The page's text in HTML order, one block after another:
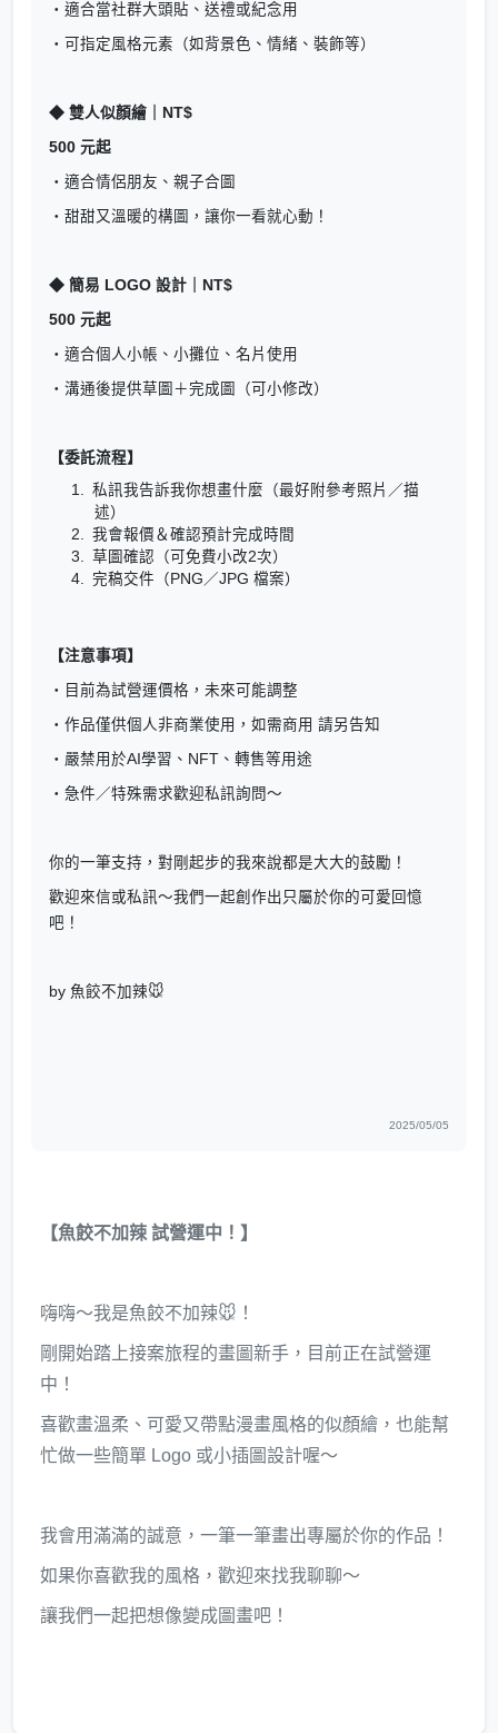
・適合當社群大頭貼、送禮或紀念用
・可指定風格元素（如背景色、情緒、裝飾等）
◆ 雙人似顏繪｜NT$
500 元起
・適合情侶朋友、親子合圖
・甜甜又溫暖的構圖，讓你一看就心動！
◆ 簡易 LOGO 設計｜NT$
500 元起
・適合個人小帳、小攤位、名片使用
・溝通後提供草圖＋完成圖（可小修改）
【委託流程】
私訊我告訴我你想畫什麼（最好附參考照片／描
述）
我會報價＆確認預計完成時間
草圖確認（可免費小改2次）
完稿交件（PNG／JPG 檔案）
【注意事項】
・目前為試營運價格，未來可能調整
・作品僅供個人非商業使用，如需商用 請另告知
・嚴禁用於AI學習、NFT、轉售等用途
・急件／特殊需求歡迎私訊詢問～
你的一筆支持，對剛起步的我來說都是大大的鼓勵！
歡迎來信或私訊～我們一起創作出只屬於你的可愛回憶
吧！
by 魚餃不加辣🐭
2025/05/05
【魚餃不加辣 試營運中！】
嗨嗨～我是魚餃不加辣🐭！
剛開始踏上接案旅程的畫圖新手，目前正在試營運
中！
喜歡畫溫柔、可愛又帶點漫畫風格的似顏繪，也能幫
忙做一些簡單 Logo 或小插圖設計喔～
我會用滿滿的誠意，一筆一筆畫出專屬於你的作品！
如果你喜歡我的風格，歡迎來找我聊聊～
讓我們一起把想像變成圖畫吧！